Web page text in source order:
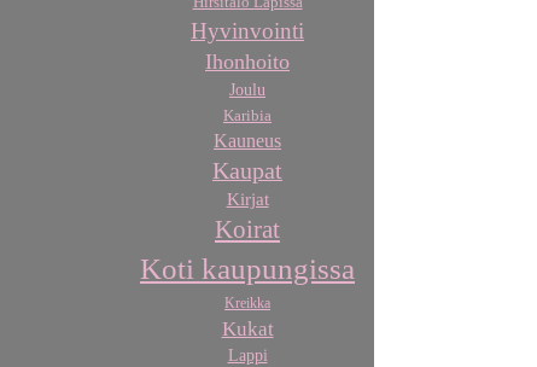
Hyvinvointi
Ihonhoito
Joulu
Karibia
Kauneus
Kaupat
Kirjat
Koirat
Koti kaupungissa
Kreikka
Kukat
Lappi